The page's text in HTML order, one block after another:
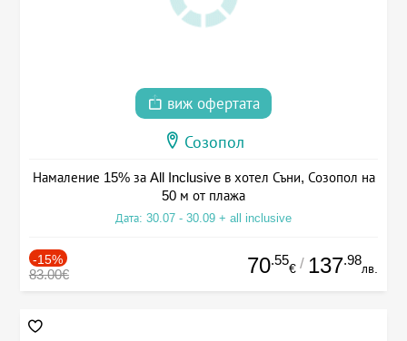
виж офертата
Созопол
Намаление 15% за All Inclusive в хотел Съни, Созопол на
50 м от плажа
Дата: 30.07 - 30.09 + all inclusive
-15%
83.00€ 70.55
€ / 137.98
лв.